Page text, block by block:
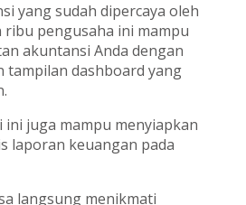
yang sudah dipercaya oleh
pengusaha ini mampu
akuntansi Anda dengan
tampilan dashboard yang
ini juga mampu menyiapkan
laporan keuangan pada
langsung menikmati